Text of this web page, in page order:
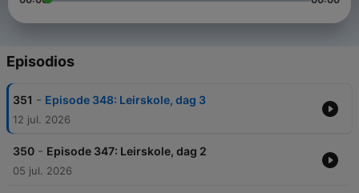
Episodios
351 - Episode 348: Leirskole, dag 3
12 jul. 2026
350 - Episode 347: Leirskole, dag 2
05 jul. 2026